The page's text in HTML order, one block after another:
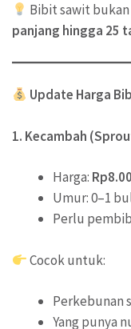
Bibit sawit
panjang hingga 25
Update Harga
1. Kecambah
Harga:
Umur: 0–1
Perlu
Cocok untuk:
Perkebunan
Yang punya